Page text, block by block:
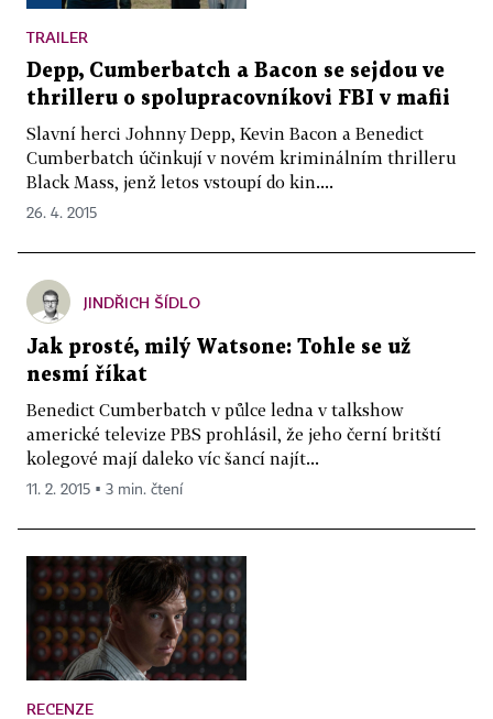
TRAILER
Depp, Cumberbatch a Bacon se sejdou ve
thrilleru o spolupracovníkovi FBI v mafii
Slavní herci Johnny Depp, Kevin Bacon a Benedict
Cumberbatch účinkují v novém kriminálním thrilleru
Black Mass, jenž letos vstoupí do kin....
26. 4. 2015
JINDŘICH ŠÍDLO
Jak prosté, milý Watsone: Tohle se už
nesmí říkat
Benedict Cumberbatch v půlce ledna v talkshow
americké televize PBS prohlásil, že jeho černí britští
kolegové mají daleko víc šancí najít...
11. 2. 2015 ▪ 3 min. čtení
RECENZE